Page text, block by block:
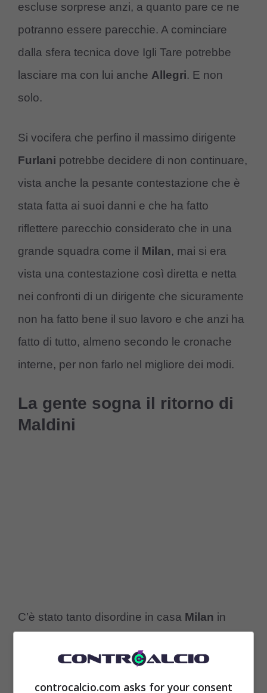
escluse sorprese anzi, a quanto pare ce ne
potranno essere parecchie. A cominciare
dalla sfera tecnica dove Igli Tare potrebbe
lasciare ma con lui anche Allegri. E non
solo.
Si vocifera che perfino il massimo dirigente
Furlani potrebbe decidere di non continuare,
vista anche la pesante contestazione che è
stata fatta ai suoi danni e che ha fatto
riflettere parecchio considerato che in una
grande squadra come il Milan, mai si era
vista una contestazione così diretta e netta
nei confronti di un dirigente che sicuramente
non ha fatto bene il suo lavoro e che anzi ha
fatto di tutto, almeno secondo le cronache
interne, per non farlo nel migliore dei modi.
La gente sogna il ritorno di
Maldini
C’è stato tanto disordine in casa Milan in
condizionare anche il rendimento di diversi
giocatori anche perché è stato influenzata
controcalcio.com asks for your consent